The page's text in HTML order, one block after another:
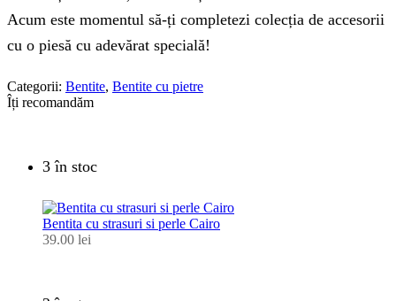
Acum este momentul să-ți completezi colecția de accesorii
cu o piesă cu adevărat specială!
Categorii: Bentite, Bentite cu pietre
Îți recomandăm
3 în stoc
Bentita cu strasuri si perle Cairo
39.00 lei